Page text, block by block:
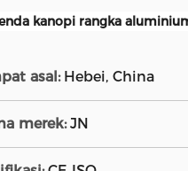
kanopi rangka
asal: Hebei, China
merek: JN